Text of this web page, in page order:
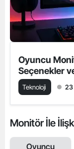
Oyuncu
Seçenekler
Teknoloji 23
Monitör İle
Oyuncu